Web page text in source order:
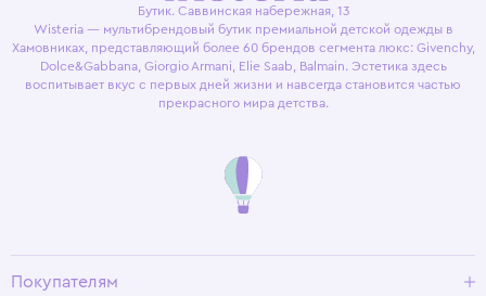
Бутик. Саввинская набережная, 13
Wisteria — мультибрендовый бутик премиальной детской одежды в
Хамовниках, представляющий более 60 брендов сегмента люкс: Givenchy,
Dolce&Gabbana, Giorgio Armani, Elie Saab, Balmain. Эстетика здесь
воспитывает вкус с первых дней жизни и навсегда становится частью
прекрасного мира детства.
Покупателям